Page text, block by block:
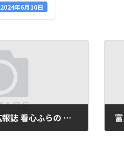
2024年6月10日
富良野看護専門学校 広報誌 看心ふらの 平成25年度第6号(No29)